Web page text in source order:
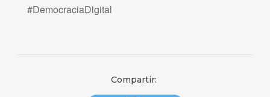
#DemocraciaDigital
Compartir: